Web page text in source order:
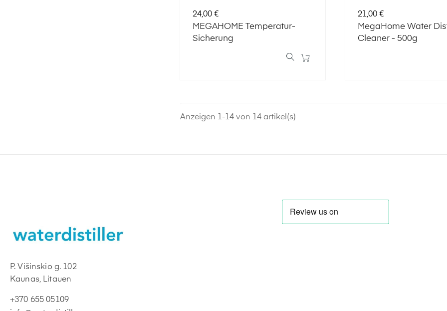
Preis
24,00 €
MEGAHOME Temperatur-
Sicherung
Preis
21,00 €
MegaHome Water
Cleaner - 500g
Anzeigen 1-14 von 14 artikel(s)
P. Višinskio g. 102
Kaunas, Litauen
+370 655 05109